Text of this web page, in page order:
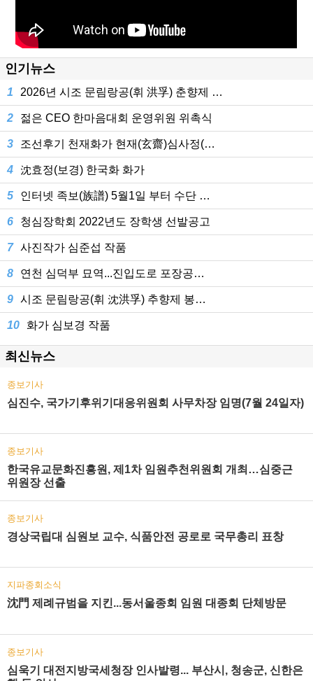
인기뉴스
1 2026년 시조 문림랑공(휘 洪孚) 춘향제 …
2 젊은 CEO 한마음대회 운영위원 위촉식
3 조선후기 천재화가 현재(玄齋)심사정(…
4 沈효정(보경) 한국화 화가
5 인터넷 족보(族譜) 5월1일 부터 수단 …
6 청심장학회 2022년도 장학생 선발공고
7 사진작가 심준섭 작품
8 연천 심덕부 묘역...진입도로 포장공…
9 시조 문림랑공(휘 沈洪孚) 추향제 봉…
10 화가 심보경 작품
최신뉴스
종보기사
심진수, 국가기후위기대응위원회 사무차장 임명(7월 24일자)
종보기사
한국유교문화진흥원, 제1차 임원추천위원회 개최…심중근
위원장 선출
종보기사
경상국립대 심원보 교수, 식품안전 공로로 국무총리 표창
지파종회소식
沈門 제례규범을 지킨...동서울종회 임원 대종회 단체방문
종보기사
심욱기 대전지방국세청장 인사발령... 부산시, 청송군, 신한은